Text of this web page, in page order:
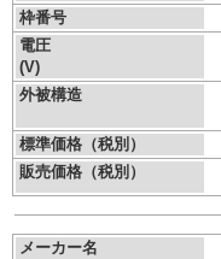
枠番号
電圧
(V)
外被構造
標準価格（税別）
販売価格（税別）
メーカー名